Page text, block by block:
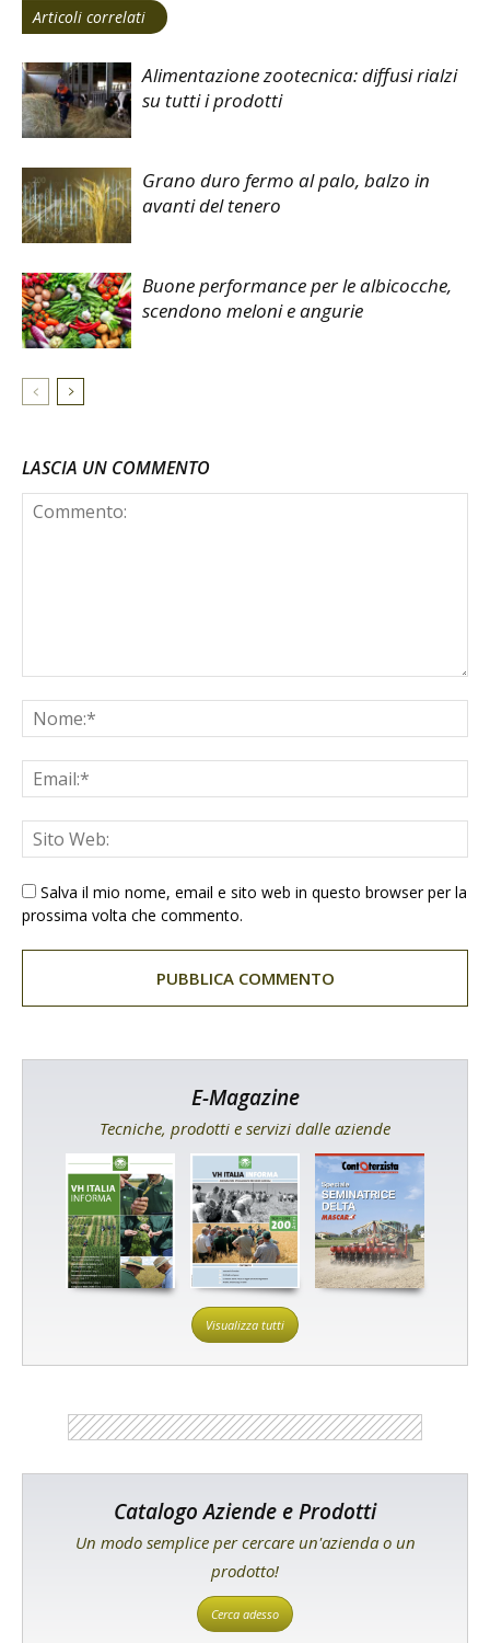
Articoli correlati
Alimentazione zootecnica: diffusi rialzi
su tutti i prodotti
Grano duro fermo al palo, balzo in
avanti del tenero
Buone performance per le albicocche,
scendono meloni e angurie
LASCIA UN COMMENTO
Salva il mio nome, email e sito web in questo browser per la
prossima volta che commento.
E-Magazine
Tecniche, prodotti e servizi dalle aziende
Visualizza tutti
Catalogo Aziende e Prodotti
Un modo semplice per cercare un'azienda o un
prodotto!
Cerca adesso